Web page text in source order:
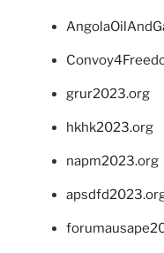
grur2023.org
hkhk2023.org
napm2023.org